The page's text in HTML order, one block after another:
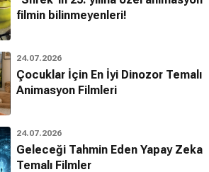
filmin bilinmeyenleri!
24.07.2026
Çocuklar İçin En İyi Dinozor Temalı
Animasyon Filmleri
24.07.2026
Geleceği Tahmin Eden Yapay Zeka
Temalı Filmler